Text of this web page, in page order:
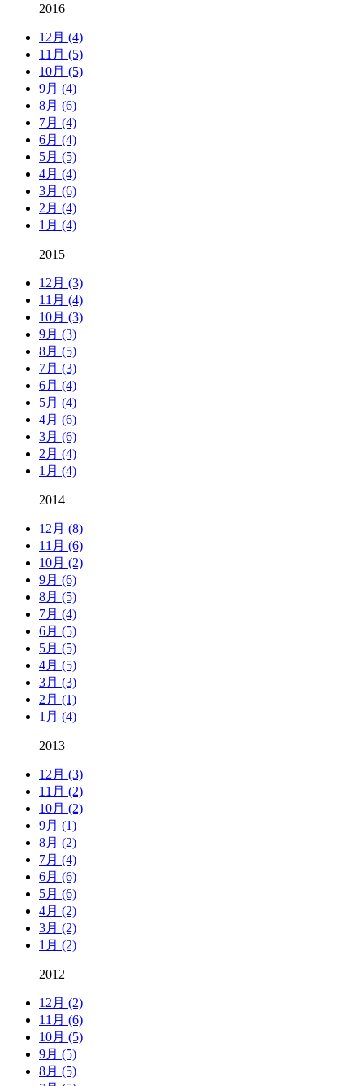
2016
12月 (4)
11月 (5)
10月 (5)
9月 (4)
8月 (6)
7月 (4)
6月 (4)
5月 (5)
4月 (4)
3月 (6)
2月 (4)
1月 (4)
2015
12月 (3)
11月 (4)
10月 (3)
9月 (3)
8月 (5)
7月 (3)
6月 (4)
5月 (4)
4月 (6)
3月 (6)
2月 (4)
1月 (4)
2014
12月 (8)
11月 (6)
10月 (2)
9月 (6)
8月 (5)
7月 (4)
6月 (5)
5月 (5)
4月 (5)
3月 (3)
2月 (1)
1月 (4)
2013
12月 (3)
11月 (2)
10月 (2)
9月 (1)
8月 (2)
7月 (4)
6月 (6)
5月 (6)
4月 (2)
3月 (2)
1月 (2)
2012
12月 (2)
11月 (6)
10月 (5)
9月 (5)
8月 (5)